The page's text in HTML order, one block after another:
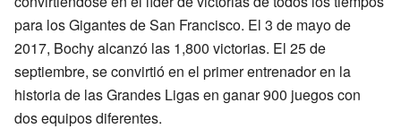
para los Gigantes de San Francisco. El 3 de mayo de
2017, Bochy alcanzó las 1,800 victorias. El 25 de
septiembre, se convirtió en el primer entrenador en la
historia de las Grandes Ligas en ganar 900 juegos con
dos equipos diferentes.